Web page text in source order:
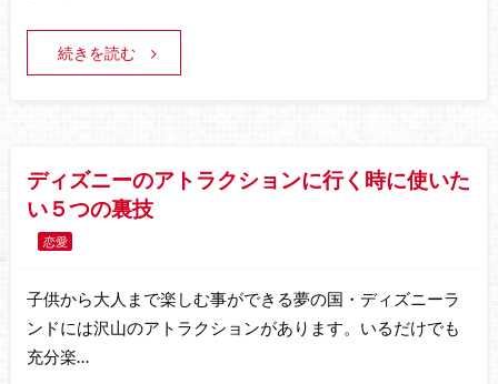
続きを読む
ディズニーのアトラクションに行く時に使いた
い５つの裏技
恋愛
子供から大人まで楽しむ事ができる夢の国・ディズニーラ
ンドには沢山のアトラクションがあります。いるだけでも
充分楽…